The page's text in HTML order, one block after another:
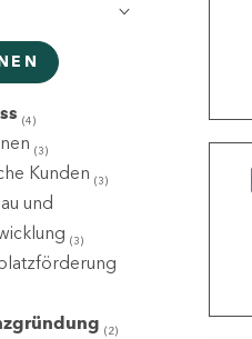
(4)
(3)
Kunden (3)
und
(3)
(2)